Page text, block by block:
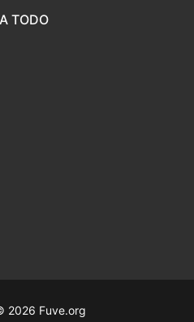
TODO
2026 Fuve.org